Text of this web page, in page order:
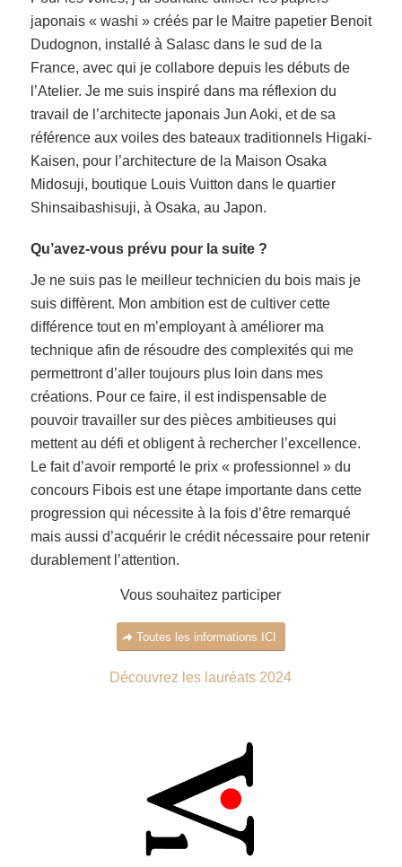
japonais « washi » créés par le Maitre papetier Benoit
Dudognon, installé à Salasc dans le sud de la
France, avec qui je collabore depuis les débuts de
l’Atelier. Je me suis inspiré dans ma réflexion du
travail de l’architecte japonais Jun Aoki, et de sa
référence aux voiles des bateaux traditionnels Higaki-
Kaisen, pour l’architecture de la Maison Osaka
Midosuji, boutique Louis Vuitton dans le quartier
Shinsaibashisuji, à Osaka, au Japon.
Qu’avez-vous prévu pour la suite ?
Je ne suis pas le meilleur technicien du bois mais je
suis diffèrent. Mon ambition est de cultiver cette
différence tout en m’employant à améliorer ma
technique afin de résoudre des complexités qui me
permettront d’aller toujours plus loin dans mes
créations. Pour ce faire, il est indispensable de
pouvoir travailler sur des pièces ambitieuses qui
mettent au défi et obligent à rechercher l’excellence.
Le fait d’avoir remporté le prix « professionnel » du
concours Fibois est une étape importante dans cette
progression qui nécessite à la fois d’être remarqué
mais aussi d’acquérir le crédit nécessaire pour retenir
durablement l’attention.
Vous souhaitez participer
Toutes les informations ICI
Découvrez les lauréats 2024